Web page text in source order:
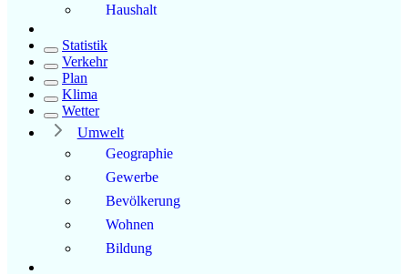
Haushalt
Statistik
Verkehr
Plan
Klima
Wetter
Umwelt
Geographie
Gewerbe
Bevölkerung
Wohnen
Bildung